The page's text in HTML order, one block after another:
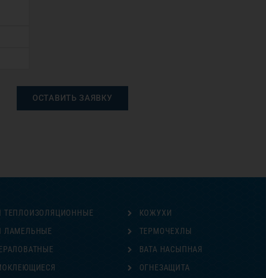
ОСТАВИТЬ ЗАЯВКУ
ТЕПЛОИЗОЛЯЦИОННЫЕ
ЛАМЕЛЬНЫЕ
КОЖУХИ
ТЕРМОЧЕХЛЫ
ВАТА НАСЫПНАЯ
ОГНЕЗАЩИТА